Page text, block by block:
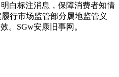
白标注消息，保障消费者知情
行市场监管部分属地监管义
。SGw安康旧事网。